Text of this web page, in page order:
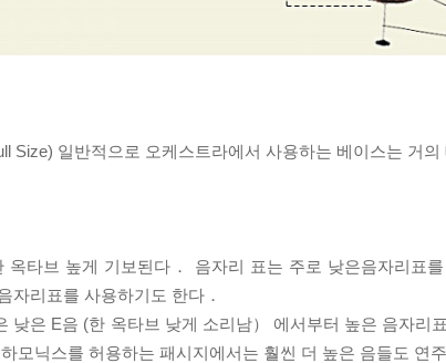
Size) 일반적으로 오케스트라에서 사용하는 베이스는 거
옥타브 높게 기보된다． 음자리 표는 주로 낮은음자리표
자리표를 사용하기도 한다．
낮은 E음 (한 옥타브 낮게 소리남） 에서부터 높은 음자리
모닉스를 허용하는 패시지에서는 훨씬 더 높은 음들도 연